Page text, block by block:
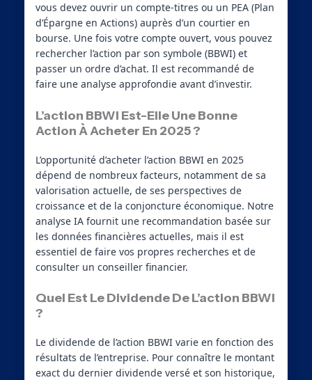
vous devez ouvrir un compte-titres ou un PEA (Plan
d’Épargne en Actions) auprès d’un courtier en
bourse. Une fois votre compte ouvert, vous pouvez
rechercher l’action par son symbole (BBWI) et
passer un ordre d’achat. Il est recommandé de
faire une analyse approfondie avant d’investir.
L’action BBWI Est-Elle Une Bonne
Action À Acheter En 2025 ?
L’opportunité d’acheter l’action BBWI en 2025
dépend de nombreux facteurs, notamment de sa
valorisation actuelle, de ses perspectives de
croissance et de la conjoncture économique. Notre
analyse IA fournit une recommandation basée sur
les données financières actuelles, mais il est
essentiel de faire vos propres recherches et de
consulter un conseiller financier.
Quel Est Le Dividende De L’action BBWI
?
Le dividende de l’action BBWI varie en fonction des
résultats de l’entreprise. Pour connaître le montant
exact du dernier dividende versé et son historique,